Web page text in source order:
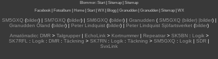
Blommor: Start Sitemap
Sitemap
Facebook| Fotoalbum Home| Start| WX| Blogg| Granudden| Granudden| Sitemap| WX
SM5GXQ(bilder) | SM7GXQ(bilder) | SM6GXQ(bilder) | Granudden (SM5GXQ (bilder) |bilder) |
Granudden Öland (bilder) | Peter Lindquist (bilder) | Peter Lindquist Sjöfartsverket (bilder)
Amatörradio: DMR> Talgrupper| EchoLink> Kortnummer| Repeatrar> SK5BN: Logik>
SK7RFL
: Logik : DMR : Täckning > SK7RN : Logik : Täckning > SM5GXQ : Logik | SDR |
SvxLink